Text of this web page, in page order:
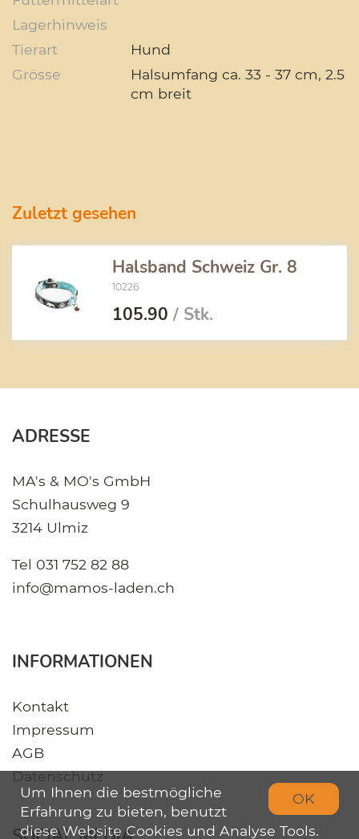
Lagerhinweis
Tierart
Hund
Grösse
Halsumfang ca. 33 - 37 cm, 2.5
cm breit
Zuletzt gesehen
Halsband Schweiz Gr. 8
10226
105.90 / Stk.
ADRESSE
MA's & MO's GmbH
Schulhausweg 9
3214 Ulmiz
Tel 031 752 82 88
info@mamos-laden.ch
INFORMATIONEN
Kontakt
Impressum
AGB
Datenschutz
OK
Um Ihnen die bestmögliche
Erfahrung zu bieten, benutzt
diese Website Cookies und Analyse Tools.